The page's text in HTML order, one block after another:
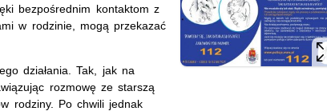
bezpośrednim kontaktom z
w rodzinie, mogą przekazać
działania. Tak, jak na
rozmowę ze starszą
rodziny. Po chwili jednak